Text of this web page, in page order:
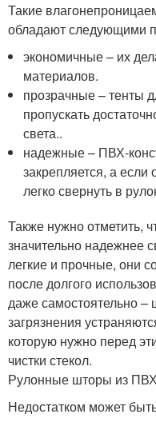
Такие
обладают следующими
экономичные – их
материалов.
прозрачные – тенты
пропускать
света..
надежные – ПВХ-
закрепляется, а
легко свернуть в
Также нужно отметить,
значительно надежнее
легкие и прочные, они
после долгого
даже самостоятельно –
загрязнения
которую нужно перед
чистки стекол.
Рулонные шторы из
Недостатком может